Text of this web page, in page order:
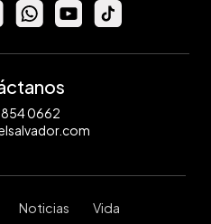
0662
Noticias Vida